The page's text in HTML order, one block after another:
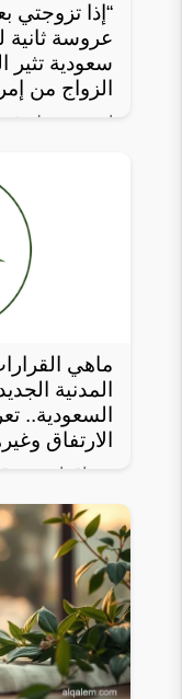
عروسة
سعودية تثير
الزواج من
انتشر مقطع
سنوات، شوفي
ماهي
المدنية
السعودية..
الارتفاق
بعد إقراره من
العهد، نشرت
المعاملات
السعودية،